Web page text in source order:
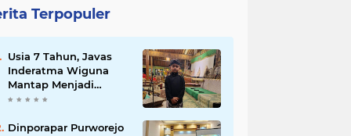
Terpopuler
Usia 7 Tahun, Javas
Inderatma Wiguna
Mantap Menjadi
Dalang Cilik, Sang
Menonton Wayang di
Dinporapar Purworejo